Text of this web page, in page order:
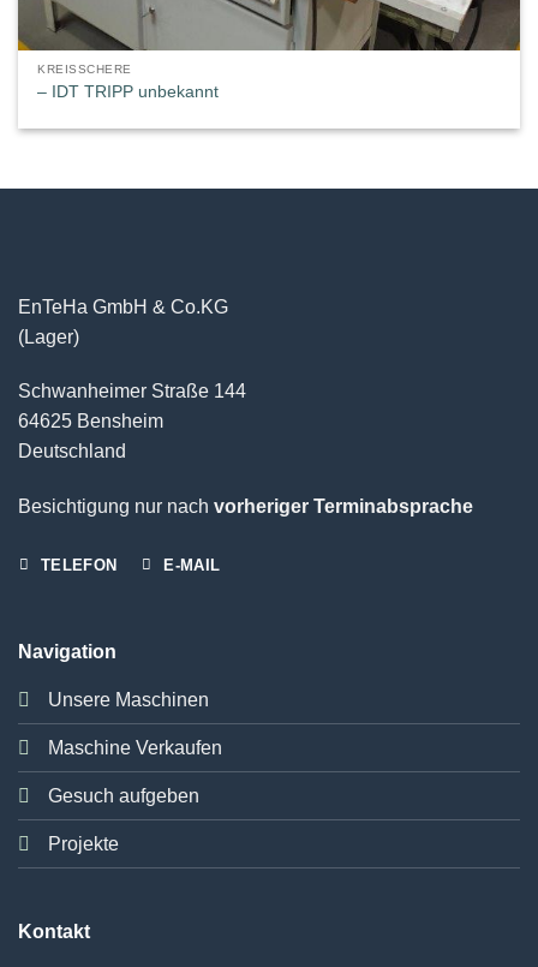
KREISSCHERE
– IDT TRIPP unbekannt
EnTeHa GmbH & Co.KG
(Lager)
Schwanheimer Straße 144
64625 Bensheim
Deutschland
Besichtigung nur nach vorheriger Terminabsprache
TELEFON E-MAIL
Navigation
Unsere Maschinen
Maschine Verkaufen
Gesuch aufgeben
Projekte
Kontakt